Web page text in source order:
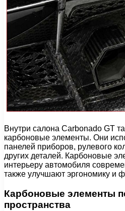
Внутри салона Carbonado GT
карбоновые элементы. Они
панелей приборов, рулевого
других деталей. Карбоновые
интерьеру автомобиля
также улучшают эргономику и
Карбоновые элементы
пространства